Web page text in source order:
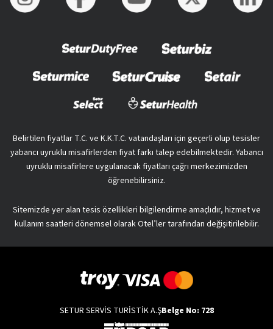
Belirtilen fiyatlar T.C. ve K.K.T.C. vatandaşları için geçerli olup tesisler
yabancı uyruklu misafirlerden fiyat farkı talep edebilmektedir. Yabancı
uyruklu misafirlere uygulanacak fiyatları çağrı merkezimizden
öğrenebilirsiniz.
Sitemizde yer alan tesis özellikleri bilgilendirme amaçlıdır, hizmet ve
kullanım saatleri dönemsel olarak Otel’ler tarafından değişitirilebilir.
SETUR SERVİS TURİSTİK A.ŞBelge No: 728